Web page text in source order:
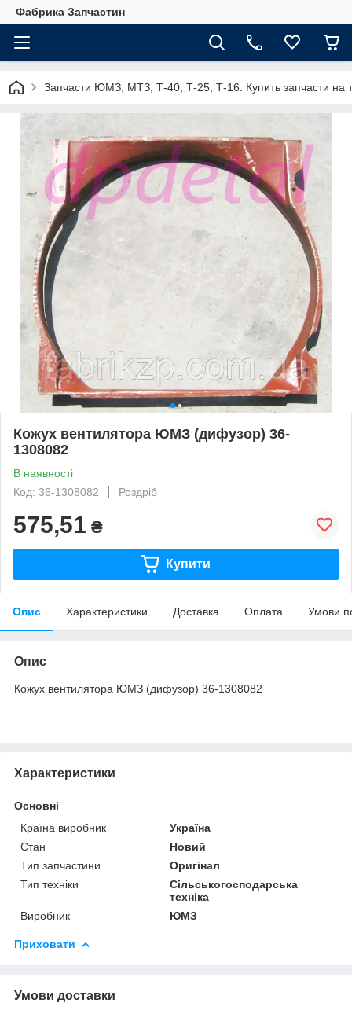
Фабрика Запчастин
Запчасти ЮМЗ, МТЗ, Т-40, Т-25, Т-16. Купить запчасти
Кожух вентилятора ЮМЗ (дифузор) 36-
1308082
В наявності
Код: 36-1308082
Роздріб
575,51 ₴
Купити
Опис Характеристики Доставка Оплата Умови
Опис
Кожух вентилятора ЮМЗ (дифузор) 36-1308082
Характеристики
Основні
Країна виробник
Україна
Стан
Новий
Тип запчастини
Оригінал
Тип техніки
Сільськогосподарська
техніка
Виробник
ЮМЗ
Приховати
Умови доставки